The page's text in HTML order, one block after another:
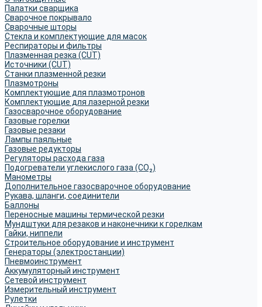
Палатки сварщика
Сварочное покрывало
Сварочные шторы
Стекла и комплектующие для масок
Респираторы и фильтры
Плазменная резка (CUT)
Источники (CUT)
Станки плазменной резки
Плазмотроны
Комплектующие для плазмотронов
Комплектующие для лазерной резки
Газосварочное оборудование
Газовые горелки
Газовые резаки
Лампы паяльные
Газовые редукторы
Регуляторы расхода газа
Подогреватели углекислого газа (CO₂)
Манометры
Дополнительное газосварочное оборудование
Рукава, шланги, соединители
Баллоны
Переносные машины термической резки
Мундштуки для резаков и наконечники к горелкам
Гайки, ниппели
Строительное оборудование и инструмент
Генераторы (электростанции)
Пневмоинструмент
Аккумуляторный инструмент
Сетевой инструмент
Измерительный инструмент
Рулетки